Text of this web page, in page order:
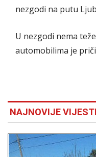
nezgodi na putu
U nezgodi nema
automobilima je
NAJNOVIJE VIJESTI